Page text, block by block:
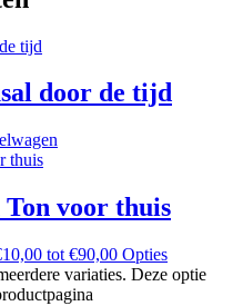
door de tijd
voor thuis
tot €90,00 Opties
variaties. Deze optie